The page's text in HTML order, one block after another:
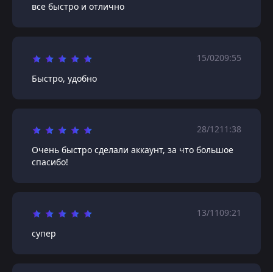
все быстро и отлично
15/0209:55
Быстро, удобно
28/1211:38
Очень быстро сделали аккаунт, за что большое
спасибо!
13/1109:21
супер